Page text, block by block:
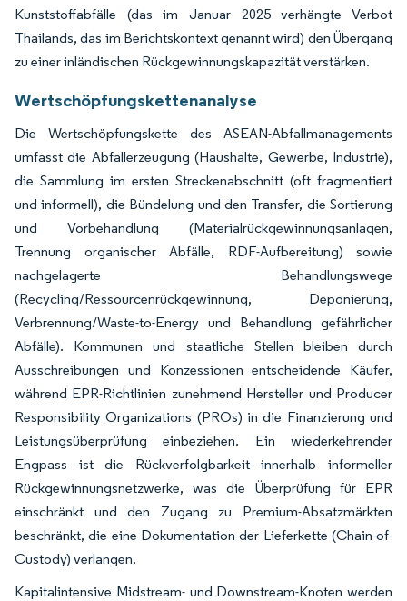
Kunststoffabfälle (das im Januar 2025 verhängte Verbot
Thailands, das im Berichtskontext genannt wird) den Übergang
zu einer inländischen Rückgewinnungskapazität verstärken.
Wertschöpfungskettenanalyse
Die Wertschöpfungskette des ASEAN-Abfallmanagements
umfasst die Abfallerzeugung (Haushalte, Gewerbe, Industrie),
die Sammlung im ersten Streckenabschnitt (oft fragmentiert
und informell), die Bündelung und den Transfer, die Sortierung
und Vorbehandlung (Materialrückgewinnungsanlagen,
Trennung organischer Abfälle, RDF-Aufbereitung) sowie
nachgelagerte Behandlungswege
(Recycling/Ressourcenrückgewinnung, Deponierung,
Verbrennung/Waste-to-Energy und Behandlung gefährlicher
Abfälle). Kommunen und staatliche Stellen bleiben durch
Ausschreibungen und Konzessionen entscheidende Käufer,
während EPR-Richtlinien zunehmend Hersteller und Producer
Responsibility Organizations (PROs) in die Finanzierung und
Leistungsüberprüfung einbeziehen. Ein wiederkehrender
Engpass ist die Rückverfolgbarkeit innerhalb informeller
Rückgewinnungsnetzwerke, was die Überprüfung für EPR
einschränkt und den Zugang zu Premium-Absatzmärkten
beschränkt, die eine Dokumentation der Lieferkette (Chain-of-
Custody) verlangen.
Kapitalintensive Midstream- und Downstream-Knoten werden